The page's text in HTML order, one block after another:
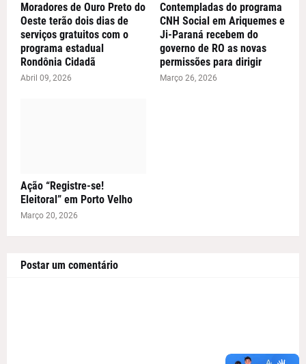
Moradores de Ouro Preto do
Oeste terão dois dias de
serviços gratuitos com o
programa estadual
Rondônia Cidadã
Abril 09, 2026
Contempladas do programa
CNH Social em Ariquemes e
Ji-Paraná recebem do
governo de RO as novas
permissões para dirigir
Março 26, 2026
Ação “Registre-se!
Eleitoral” em Porto Velho
Março 20, 2026
Postar um comentário